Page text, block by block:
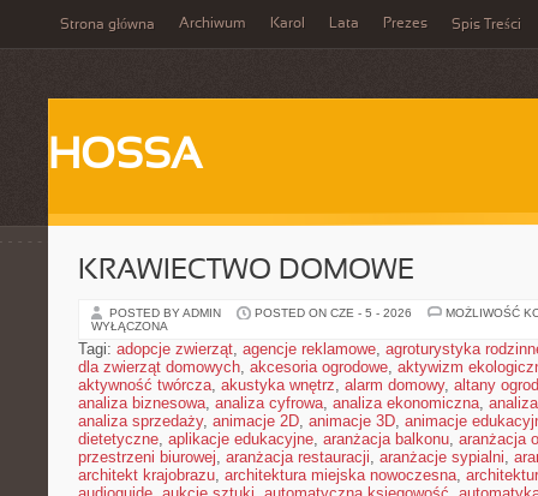
Strona główna Archiwum Karol Lata Prezes Spis Treści
HOSSA
KRAWIECTWO DOMOWE
POSTED BY ADMIN POSTED ON CZE - 5 - 2026
MOŻLIWOŚĆ
WYŁĄCZONA
Tagi: adopcje zwierząt, agencje reklamowe, agroturystyka
dla zwierząt domowych, akcesoria ogrodowe, aktywizm
aktywność twórcza, akustyka wnętrz, alarm domowy, altany
analiza biznesowa, analiza cyfrowa, analiza ekonomiczna,
analiza sprzedaży, animacje 2D, animacje 3D, animacje
dietetyczne, aplikacje edukacyjne, aranżacja balkonu, aranżacja
przestrzeni biurowej, aranżacja restauracji, aranżacje sypialni,
architekt krajobrazu, architektura miejska nowoczesna,